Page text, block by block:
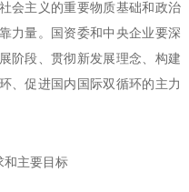
会主义的重要物质基础和政治
力量。国资委和中央企业要深
阶段、贯彻新发展理念、构建
、促进国内国际双循环的主力
和主要目标